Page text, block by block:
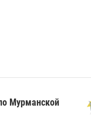
Мурманской